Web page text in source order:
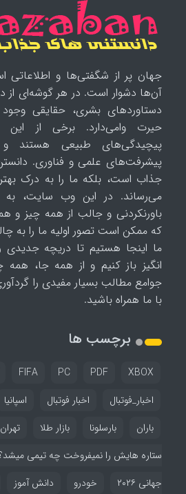
جهان پر از شگفتی‌ها و اطلاعاتی
آن‌ها دشوار است. در هر گوشه‌ای از
دستاوردهای بشری، حقایقی
حیرت وامی‌دارد. برخی از این
پیچیدگی‌های طبیعی هستند
پیشرفت‌های علمی و فناوری.
جذاب است، بلکه ما را به درک
می‌رساند. در این وب سایت، به
باورنکردنی و جالب از همه چیز و
که ممکن است تصور اولیه ما را به
ما اینجا هستیم تا دریچه جدیدی
انگیز باز کنیم و از همه جا، همه
جوامع مطالب بسیار مفیدی را
با ما همراه باشید.
برچسب ها
FIFA PC PDF XBOX
اخبار_فوتبال
اخبار فوتبال اسپانیا
باران
بارسلونا بازار طلا تهران
ستاره هایش را نمیفروخت چه تیمی
جهانی ۲۰۲۶
خودرو دانش آموز